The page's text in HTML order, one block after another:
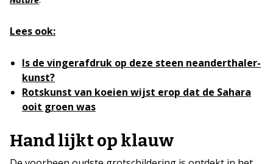
Lees ook:
Is de vingerafdruk op deze steen neanderthaler-
kunst?
Rotskunst van koeien wijst erop dat de Sahara
ooit groen was
Hand lijkt op klauw